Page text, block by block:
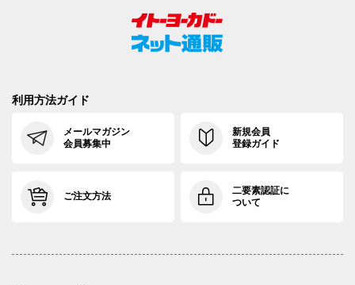
利用方法ガイド
メールマガジン
会員募集中
新規会員
登録ガイド
ご注文方法
二要素認証に
ついて